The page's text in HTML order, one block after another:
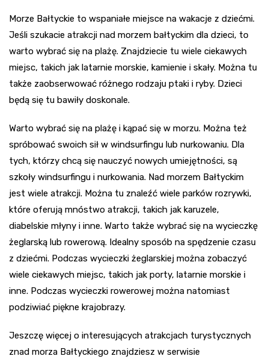
Morze Bałtyckie to wspaniałe miejsce na wakacje z dziećmi.
Jeśli szukacie atrakcji nad morzem bałtyckim dla dzieci, to
warto wybrać się na plażę. Znajdziecie tu wiele ciekawych
miejsc, takich jak latarnie morskie, kamienie i skały. Można tu
także zaobserwować różnego rodzaju ptaki i ryby. Dzieci
będą się tu bawiły doskonale.
Warto wybrać się na plażę i kąpać się w morzu. Można też
spróbować swoich sił w windsurfingu lub nurkowaniu. Dla
tych, którzy chcą się nauczyć nowych umiejętności, są
szkoły windsurfingu i nurkowania. Nad morzem Bałtyckim
jest wiele atrakcji. Można tu znaleźć wiele parków rozrywki,
które oferują mnóstwo atrakcji, takich jak karuzele,
diabelskie młyny i inne. Warto także wybrać się na wycieczkę
żeglarską lub rowerową. Idealny sposób na spędzenie czasu
z dziećmi. Podczas wycieczki żeglarskiej można zobaczyć
wiele ciekawych miejsc, takich jak porty, latarnie morskie i
inne. Podczas wycieczki rowerowej można natomiast
podziwiać piękne krajobrazy.
Jeszczę więcej o interesujących atrakcjach turystycznych
znad morza Bałtyckiego znajdziesz w serwisie